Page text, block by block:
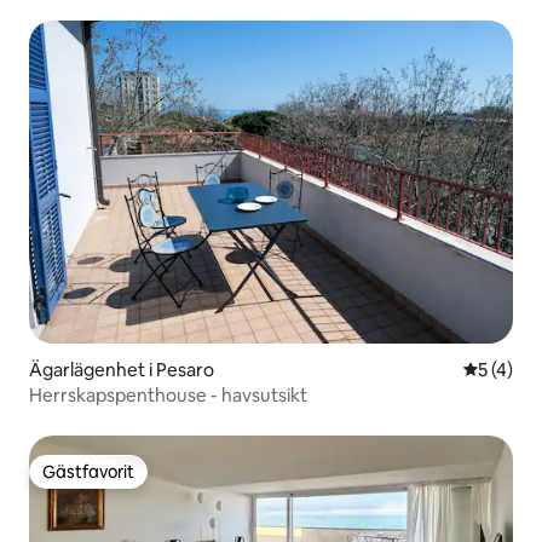
Ägarlägenhet i Pesaro 5 av 5 i
5 (4)
Herrskapspenthouse - havsutsikt
Gästfavorit
Gästfavorit